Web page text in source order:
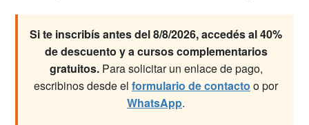
Si te inscribís antes del 8/8/2026, accedés al 40%
de descuento y a cursos complementarios
gratuitos.Para solicitar un enlace de pago,
escribinos desde el formulario de contacto o por
WhatsApp.